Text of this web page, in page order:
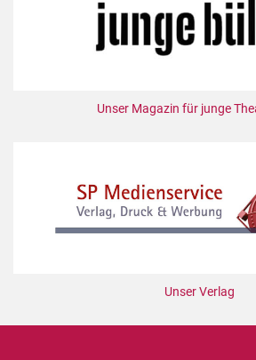
Unser Magazin für junge
Unser Verlag